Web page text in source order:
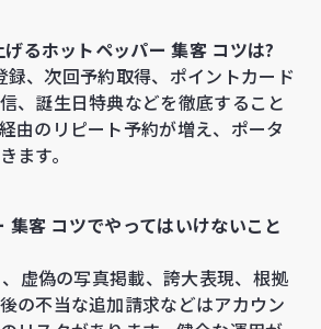
るホットペッパー 集客 コツは?
、次回予約取得、ポイントカード
、誕生日特典などを徹底すること
由のリピート予約が増え、ポータ
ます。
集客 コツでやってはいけないこと
虚偽の写真掲載、誇大表現、根拠
の不当な追加請求などはアカウン